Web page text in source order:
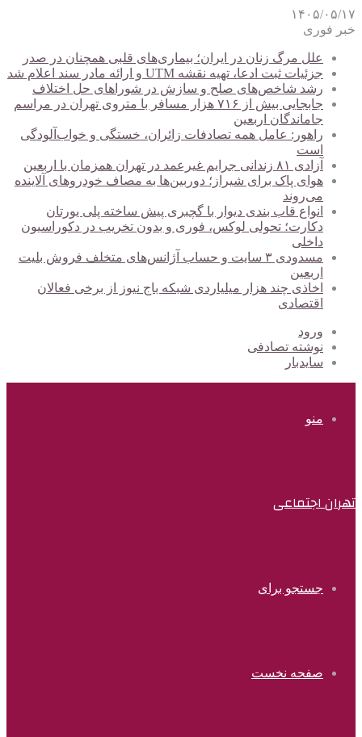
۱۴۰۵/۰۵/۱۷
خبر فوری
علل مرگ زنان در ایران؛ بیماری‌های قلبی همچنان در صدر
جزئیات ثبت ادعا، تهیه نقشه UTM و ارائه مادر سند اعلام شد
رشد شاخص‌های صلح و سازش در شوراهای حل اختلاف
جابجایی بیش از ۷۱۶ هزار مسافر با متروی تهران در مراسم
جاماندگان اربعین
راهور: عامل همه تصادفات زائران، خستگی و خواب‌آلودگی
است
آزادی ۸۱ زندانی جرایم غیرعمد در تهران همزمان با اربعین
هوای پاک برای شیراز؛ دوربین‌ها به مصاف خودروهای آلاینده
می‌روند
انواع قاب بندی دیوار با گچبری پیش ساخته پلی یورتان
دکارت؛ تحولی لوکس، فوری و بدون تخریب در دکوراسیون
داخلی
مسدودی ۳ سایت و حساب آژانس‌های متخلف فروش بلیت
اربعین
اخاذی چند هزار میلیاردی شبکه باج نیوز از برخی فعالان
اقتصادی
ورود
نوشته تصادفی
سایدبار
منو
تهران اجتماعی
جستجو برای
صفحه نخست